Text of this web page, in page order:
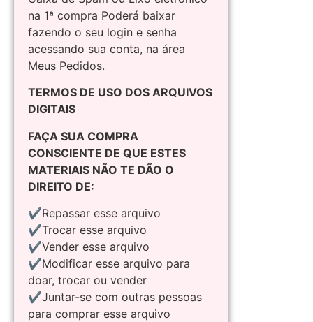
na 1ª compra Poderá baixar
fazendo o seu login e senha
acessando sua conta, na área
Meus Pedidos.
TERMOS DE USO DOS ARQUIVOS
DIGITAIS
FAÇA SUA COMPRA
CONSCIENTE DE QUE ESTES
MATERIAIS NÃO TE DÃO O
DIREITO DE:
✔Repassar esse arquivo
✔Trocar esse arquivo
✔Vender esse arquivo
✔Modificar esse arquivo para
doar, trocar ou vender
✔Juntar-se com outras pessoas
para comprar esse arquivo